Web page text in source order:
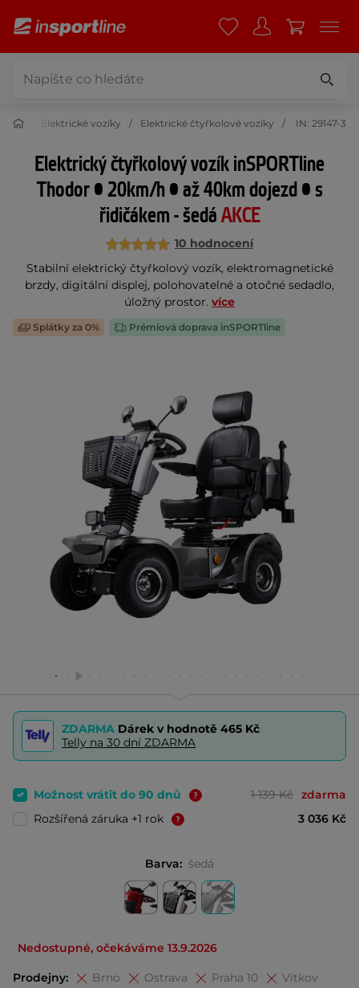
Elektrické vozíky Elektrické čtyřkolové vozíky IN: 29147-3
Elektrický čtyřkolový vozík inSPORTline
Thodor • 20km/h • až 40km dojezd • s
řidičákem - šedáAKCE
10 hodnocení
Stabilní elektrický čtyřkolový vozík, elektromagnetické
brzdy, digitální displej, polohovatelné a otočné sedadlo,
úložný prostor. více
Splátky za 0% Prémiová doprava inSPORTline
ZDARMA Dárek v hodnotě 465 Kč
Telly na 30 dní ZDARMA
Možnost vrátit do 90 dnů 1 139 Kč zdarma
Rozšířená záruka +1 rok
3 036 Kč
Barva: šedá
Nedostupné, očekáváme 13.9.2026
Prodejny: Brno Ostrava Praha 10 Vítkov